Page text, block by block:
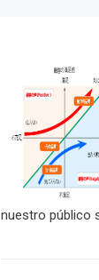
nuestro público